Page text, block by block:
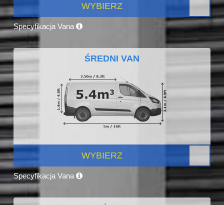
WYBIERZ
Specyfikacja Vana
ŚREDNI VAN
WYBIERZ
Specyfikacja Vana